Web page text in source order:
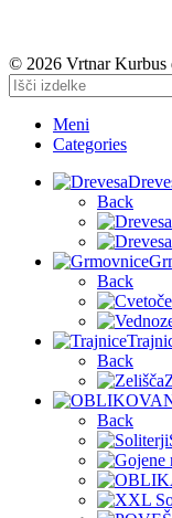
© 2026 Vrtnar Kurbus
Meni
Categories
Back
Back
Back
Back